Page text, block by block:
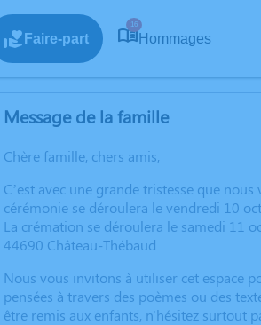
Faire-part
16
Hommages
Message de la famille
Chère famille, chers amis,
C’est avec une grande tristesse que
cérémonie se déroulera le vendredi 10
La crémation se déroulera le samedi 11
44690 Château-Thébaud
Nous vous invitons à utiliser cet espace
pensées à travers des poèmes ou des
être remis aux enfants, n'hésitez surtout